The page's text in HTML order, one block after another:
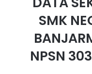
SMK
NPSN